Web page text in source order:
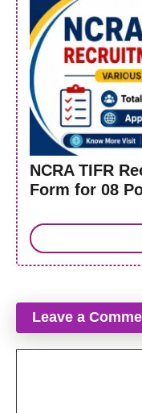
NCRA TIFR
Form for 08
Leave a